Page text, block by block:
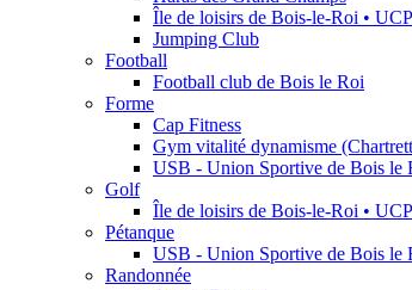
Île de loisirs de Bois-le-Roi •
Jumping Club
Football
Football club de Bois le Roi
Forme
Cap Fitness
Gym vitalité dynamisme
USB - Union Sportive de Bois le
Golf
Île de loisirs de Bois-le-Roi •
Pétanque
USB - Union Sportive de Bois le
Randonnée